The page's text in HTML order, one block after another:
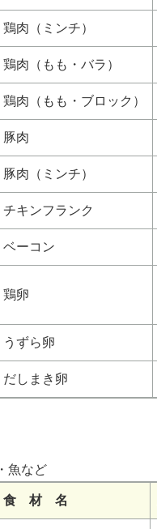
鶏肉（ミンチ）
鶏肉（もも・バラ）
鶏肉（もも・ブロック）
豚肉
豚肉（ミンチ）
チキンフランク
ベーコン
鶏卵
うずら卵
だしまき卵
・魚など
食 材 名